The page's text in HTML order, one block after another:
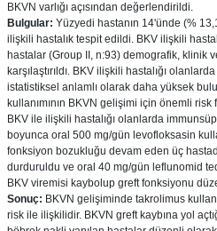
BKVN varlığı açısından değerlendirildi.
Bulgular: Yüzyedi hastanın 14'ünde (%
ilişkili hastalık tespit edildi. BKV ilişkili
hastalar (Group II, n:93) demografik, klinik
karşılaştırıldı. BKV ilişkili hastalığı
istatistiksel anlamlı olarak daha yüksek
kullanımının BKVN gelişimi için önemli
BKV ile ilişkili hastalığı olanlarda
boyunca oral 500 mg/gün levofloksasin
fonksiyon bozukluğu devam eden üç
durduruldu ve oral 40 mg/gün leflunomid
BKV viremisi kaybolup greft fonksiyonu
Sonuç: BKVN gelişiminde takrolimus
risk ile ilişkilidir. BKVN greft kaybına yol